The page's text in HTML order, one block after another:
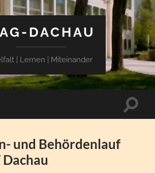
DACHAU
| Lernen | Miteinander
und Behördenlauf